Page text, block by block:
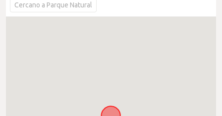
Cercano a Parque Natural